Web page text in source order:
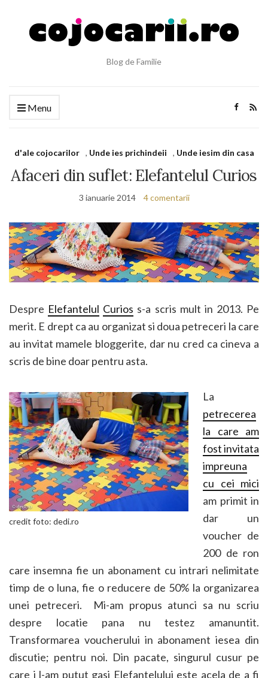
Blog de Familie
Menu
d'ale cojocarilor , Unde ies prichindeii , Unde iesim din casa
Afaceri din suflet: Elefantelul Curios
3 ianuarie 2014 4 comentarii
Despre Elefantelul Curios s-a scris mult in 2013. Pe
merit. E drept ca au organizat si doua petreceri la care
au invitat mamele bloggerite, dar nu cred ca cineva a
scris de bine doar pentru asta.
credit foto: dedi.ro
La
petrecerea
la care am
fost invitata
impreuna
cu cei mici
am primit in
dar un
voucher de
200 de ron
care insemna fie un abonament cu intrari nelimitate
timp de o luna, fie o reducere de 50% la organizarea
unei petreceri. Mi-am propus atunci sa nu scriu
despre locatie pana nu testez amanuntit.
Transformarea voucherului in abonament iesea din
discutie; pentru noi. Din pacate, singurul cusur pe
care i l-am putut gasi Elefantelului este acela de a fi